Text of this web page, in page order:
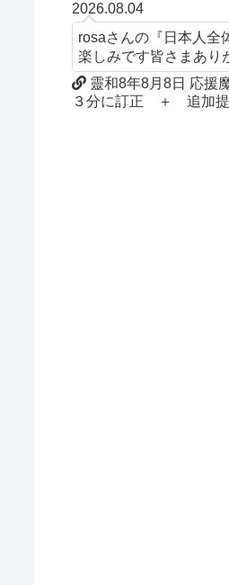
2026.08.04
rosaさんの『日本人
楽しみです皆さまあ
靈和8年8月8日 応援
３分に訂正 ＋ 追加